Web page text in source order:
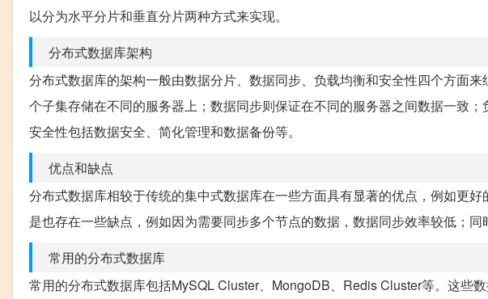
以分为水平分片和垂直分片两种方式来实现。
分布式数据库架构
分布式数据库的架构一般由数据分片、数据同步、负载均衡和安全性四个方面
个子集存储在不同的服务器上；数据同步则保证在不同的服务器之间数据一致
安全性包括数据安全、简化管理和数据备份等。
优点和缺点
分布式数据库相较于传统的集中式数据库在一些方面具有显著的优点，例如更
是也存在一些缺点，例如因为需要同步多个节点的数据，数据同步效率较低；同
常用的分布式数据库
常用的分布式数据库包括MySQL Cluster、MongoDB、Redis Cluster等。这些